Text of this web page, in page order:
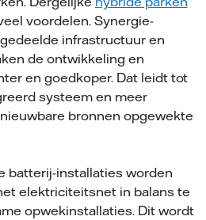
voordelen. Synergie-
infrastructuur en
de ontwikkeling en
en goedkoper. Dat leidt tot
systeem en meer
bronnen opgewekte
batterij-installaties worden
elektriciteitsnet in balans te
opwekinstallaties. Dit wordt